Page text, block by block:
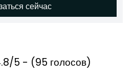
сейчас
5 - (95 голосов)